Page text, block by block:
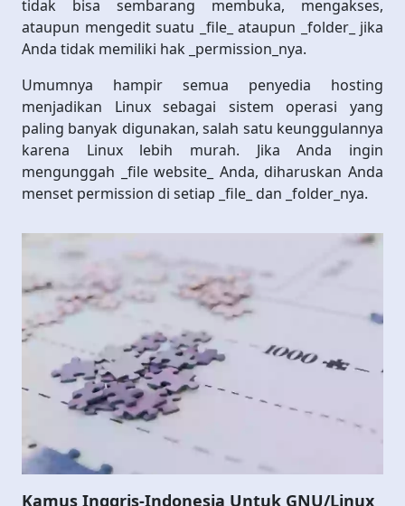
tidak bisa sembarang membuka, mengakses,
ataupun mengedit suatu _file_ ataupun _folder_ jika
Anda tidak memiliki hak _permission_nya.
Umumnya hampir semua penyedia hosting
menjadikan Linux sebagai sistem operasi yang
paling banyak digunakan, salah satu keunggulannya
karena Linux lebih murah. Jika Anda ingin
mengunggah _file website_ Anda, diharuskan Anda
menset permission di setiap _file_ dan _folder_nya.
Kamus Inggris-Indonesia Untuk GNU/Linux